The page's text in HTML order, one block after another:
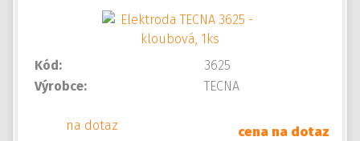
Kód:
3625
Výrobce:
TECNA
na dotaz cena na dotaz